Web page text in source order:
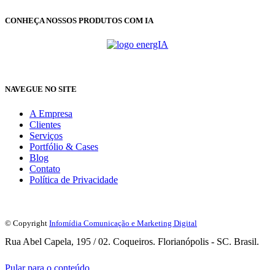
CONHEÇA NOSSOS PRODUTOS COM IA
NAVEGUE NO SITE
A Empresa
Clientes
Serviços
Portfólio & Cases
Blog
Contato
Política de Privacidade
© Copyright Infomídia Comunicação e Marketing Digital
Rua Abel Capela, 195 / 02. Coqueiros. Florianópolis - SC. Brasil.
Pular para o conteúdo